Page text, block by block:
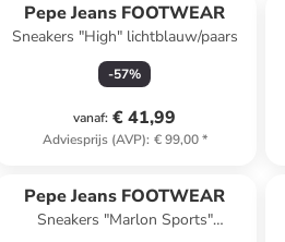
Pepe Jeans FOOTWEAR
Sneakers "High" lichtblauw/paars
-57%
vanaf: € 41,99
Adviesprijs (AVP): € 99,00*
Pepe Jeans FOOTWEAR
Sneakers "Marlon Sports"